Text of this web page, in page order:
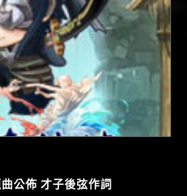
公佈 才子後弦作詞